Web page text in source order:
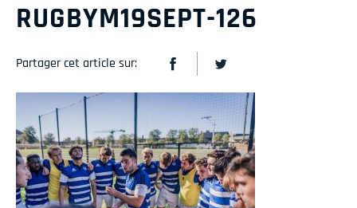
RUGBYM19SEPT-126
Partager cet article sur: